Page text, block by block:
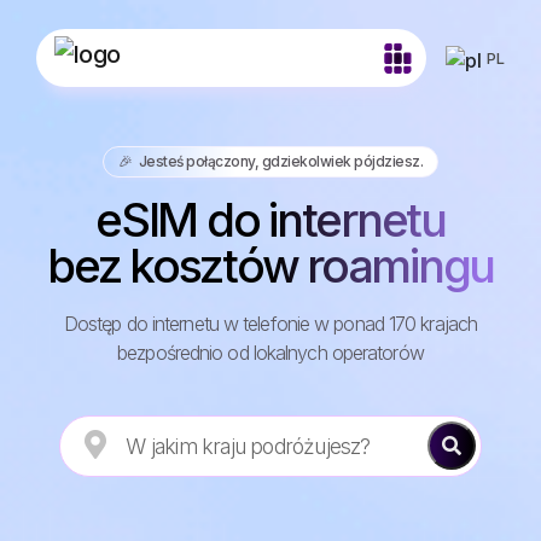
PL
🎉 Jesteś połączony, gdziekolwiek pójdziesz.
eSIM do internetu
bez kosztów roamingu
Dostęp do internetu w telefonie w ponad 170 krajach
bezpośrednio od lokalnych operatorów